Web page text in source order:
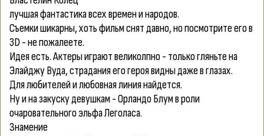
лучшая фантастика всех времен и народов.
Съемки шикарны, хоть фильм снят давно, но посмотрите его в
3D - не пожалеете.
Идея есть. Актеры играют великолпно - только гляньте на
Элайджу Вуда, страдания его героя видны даже в глазах.
Для любителей и любовная линия найдется.
Ну и на закуску девушкам - Орландо Блум в роли
очаровательного эльфа Леголаса.
Знамение